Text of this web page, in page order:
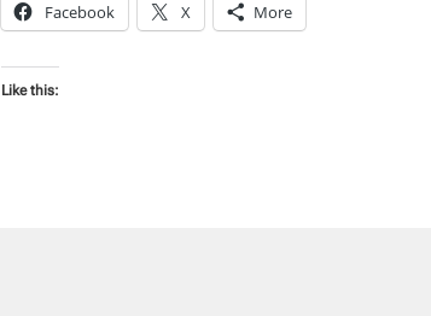
Facebook X More
Like this: